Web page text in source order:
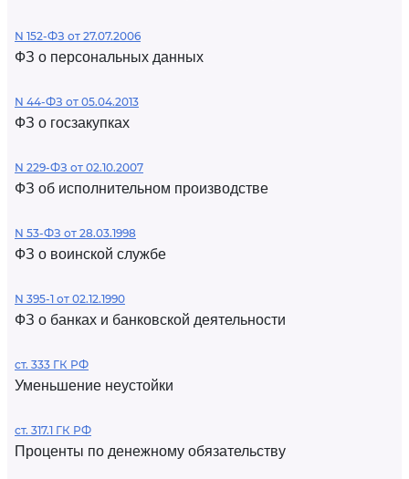
N 152-ФЗ от 27.07.2006
ФЗ о персональных данных
N 44-ФЗ от 05.04.2013
ФЗ о госзакупках
N 229-ФЗ от 02.10.2007
ФЗ об исполнительном производстве
N 53-ФЗ от 28.03.1998
ФЗ о воинской службе
N 395-1 от 02.12.1990
ФЗ о банках и банковской деятельности
ст. 333 ГК РФ
Уменьшение неустойки
ст. 317.1 ГК РФ
Проценты по денежному обязательству